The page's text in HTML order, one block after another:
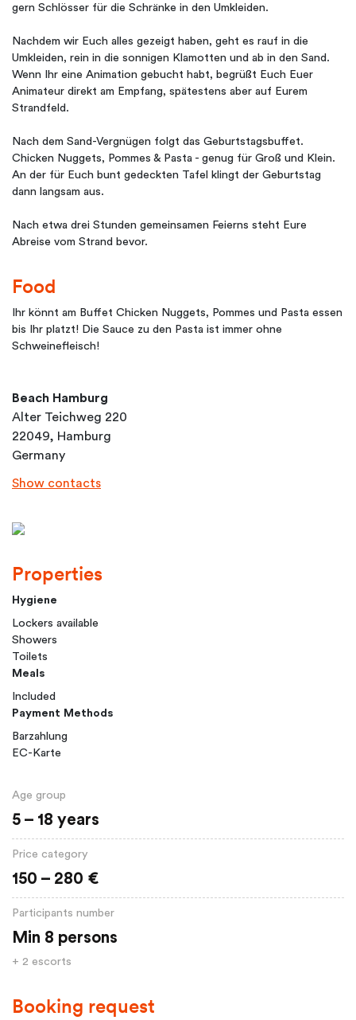
gern Schlösser für die Schränke in den Umkleiden.
Nachdem wir Euch alles gezeigt haben, geht es rauf in die
Umkleiden, rein in die sonnigen Klamotten und ab in den Sand.
Wenn Ihr eine Animation gebucht habt, begrüßt Euch Euer
Animateur direkt am Empfang, spätestens aber auf Eurem
Strandfeld.
Nach dem Sand-Vergnügen folgt das Geburtstagsbuffet.
Chicken Nuggets, Pommes & Pasta - genug für Groß und Klein.
An der für Euch bunt gedeckten Tafel klingt der Geburtstag
dann langsam aus.
Nach etwa drei Stunden gemeinsamen Feierns steht Eure
Abreise vom Strand bevor.
Food
Ihr könnt am Buffet Chicken Nuggets, Pommes und Pasta essen
bis Ihr platzt! Die Sauce zu den Pasta ist immer ohne
Schweinefleisch!
Beach Hamburg
Alter Teichweg 220
22049, Hamburg
Germany
Show contacts
Properties
Hygiene
Lockers available
Showers
Toilets
Meals
Included
Payment Methods
Barzahlung
EC-Karte
Age group
5 – 18 years
Price category
150 – 280 €
Participants number
Min 8 persons
+ 2 escorts
Booking request